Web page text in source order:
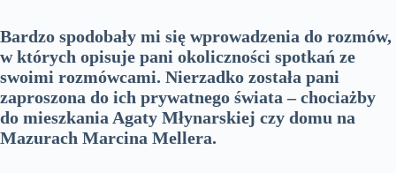
Bardzo spodobały mi się wprowadzenia do rozmów,
w których opisuje pani okoliczności spotkań ze
swoimi rozmówcami. Nierzadko została pani
zaproszona do ich prywatnego świata – chociażby
do mieszkania Agaty Młynarskiej czy domu na
Mazurach Marcina Mellera.